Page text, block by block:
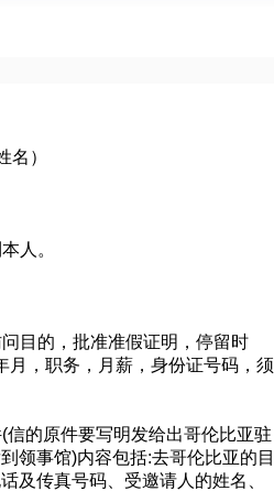
）
人。
目的，批准准假证明，停留时
月，职务，月薪，身份证号码，须
(信的原件要写明发给出哥伦比亚驻
领事馆)内容包括:去哥伦比亚的目
及传真号码、受邀请人的姓名、